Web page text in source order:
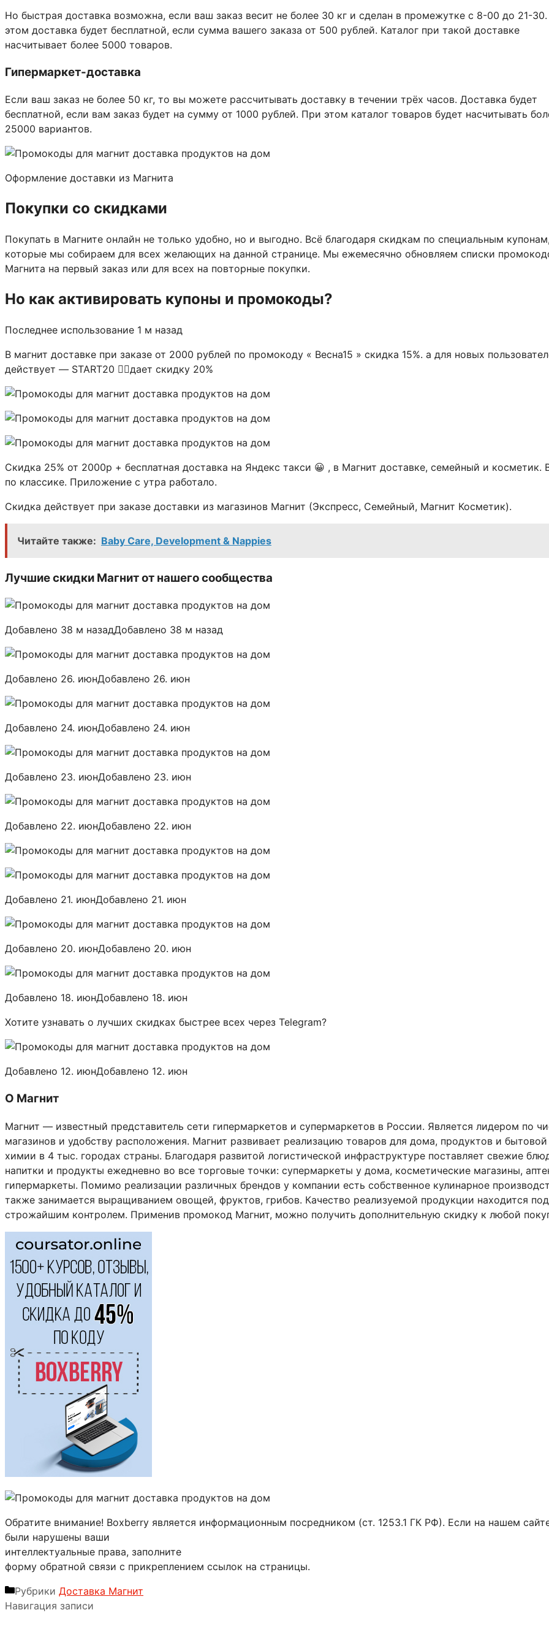
Но быстрая доставка возможна, если ваш заказ весит не более 30 кг и сделан в промежутке с 8-00 до 21-
этом доставка будет бесплатной, если сумма вашего заказа от 500 рублей. Каталог при такой доставке
насчитывает более 5000 товаров.
Гипермаркет-доставка
Если ваш заказ не более 50 кг, то вы можете рассчитывать доставку в течении трёх часов. Доставка будет
бесплатной, если вам заказ будет на сумму от 1000 рублей. При этом каталог товаров будет насчитывать
25000 вариантов.
Оформление доставки из Магнита
Покупки со скидками
Покупать в Магните онлайн не только удобно, но и выгодно. Всё благодаря скидкам по специальным купонам,
которые мы собираем для всех желающих на данной странице. Мы ежемесячно обновляем списки
Магнита на первый заказ или для всех на повторные покупки.
Но как активировать купоны и промокоды?
Последнее использование 1 м назад
В магнит доставке при заказе от 2000 рублей по промокоду « Весна15 » скидка 15%. а для новых
действует — START20 👆🏻дает скидку 20%
Скидка 25% от 2000р + бесплатная доставка на Яндекс такси 😀 , в Магнит доставке, семейный и косметик.
по классике. Приложение с утра работало.
Скидка действует при заказе доставки из магазинов Магнит (Экспресс, Семейный, Магнит Косметик).
Читайте также: Baby Care, Development & Nappies
Лучшие скидки Магнит от нашего сообщества
Добавлено 38 м назадДобавлено 38 м назад
Добавлено 26. июнДобавлено 26. июн
Добавлено 24. июнДобавлено 24. июн
Добавлено 23. июнДобавлено 23. июн
Добавлено 22. июнДобавлено 22. июн
Добавлено 21. июнДобавлено 21. июн
Добавлено 20. июнДобавлено 20. июн
Добавлено 18. июнДобавлено 18. июн
Хотите узнавать о лучших скидках быстрее всех через Telegram?
Добавлено 12. июнДобавлено 12. июн
О Магнит
Магнит — известный представитель сети гипермаркетов и супермаркетов в России. Является лидером по
магазинов и удобству расположения. Магнит развивает реализацию товаров для дома, продуктов и бытовой
химии в 4 тыс. городах страны. Благодаря развитой логистической инфраструктуре поставляет свежие
напитки и продукты ежедневно во все торговые точки: супермаркеты у дома, косметические магазины,
гипермаркеты. Помимо реализации различных брендов у компании есть собственное кулинарное
также занимается выращиванием овощей, фруктов, грибов. Качество реализуемой продукции находится под
строжайшим контролем. Применив промокод Магнит, можно получить дополнительную скидку к любой
Обратите внимание! Boxberry является информационным посредником (ст. 1253.1 ГК РФ). Если на нашем
были нарушены ваши
интеллектуальные права, заполните
форму обратной связи с прикреплением ссылок на страницы.
Рубрики Доставка Магнит
Навигация записи